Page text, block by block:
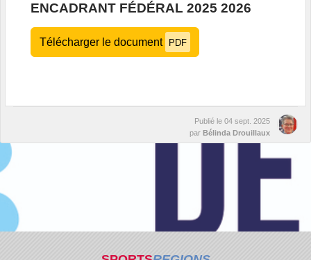
ENCADRANT FÉDÉRAL 2025 2026
Télécharger le document PDF
Publié le 04 sept. 2025
par Bélinda Drouillaux